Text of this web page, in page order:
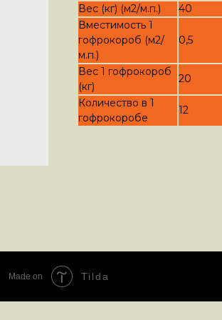
Вес (кг) (м2/м.п.)
40
Вместимость 1
гофрокороб (м2/
м.п.)
0,5
Вес 1 гофрокороб
(кг)
20
Количество в 1
гофрокоробе
12
Made on Tilda